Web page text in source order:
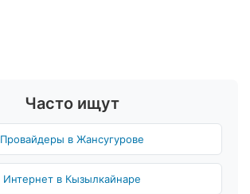
Часто ищут
Провайдеры в Жансугурове
Интернет в Кызылкайнаре